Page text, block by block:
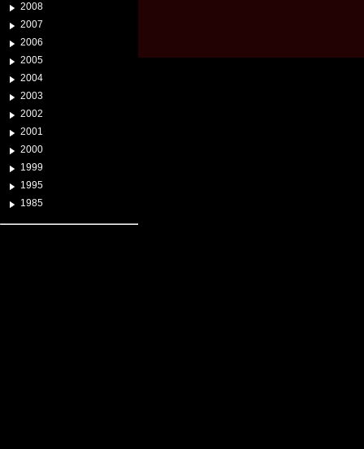
2008
2007
2006
2005
2004
2003
2002
2001
2000
1999
1995
1985